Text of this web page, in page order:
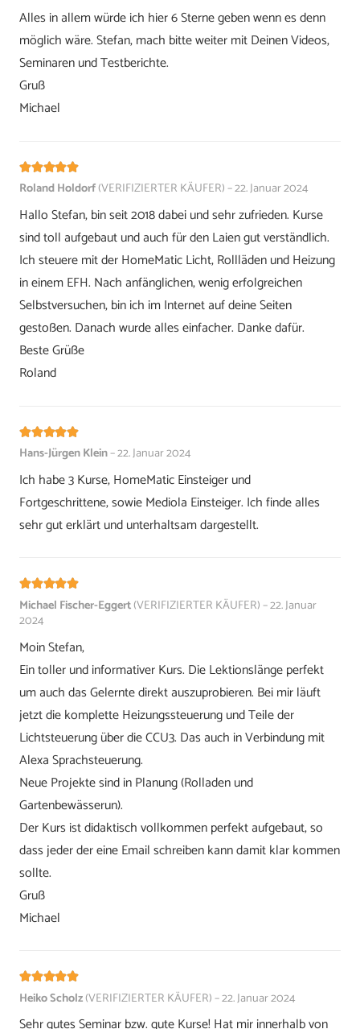
Alles in allem würde ich hier 6 Sterne geben wenn es denn
möglich wäre. Stefan, mach bitte weiter mit Deinen Videos,
Seminaren und Testberichte.
Gruß
Michael
Bewertet mit5von 5
Roland Holdorf(VERIFIZIERTER KÄUFER)–22. Januar 2024
Hallo Stefan, bin seit 2018 dabei und sehr zufrieden. Kurse
sind toll aufgebaut und auch für den Laien gut verständlich.
Ich steuere mit der HomeMatic Licht, Rollläden und Heizung
in einem EFH. Nach anfänglichen, wenig erfolgreichen
Selbstversuchen, bin ich im Internet auf deine Seiten
gestoßen. Danach wurde alles einfacher. Danke dafür.
Beste Grüße
Roland
Bewertet mit 5 von 5
Hans-Jürgen Klein–22. Januar 2024
Ich habe 3 Kurse, HomeMatic Einsteiger und
Fortgeschrittene, sowie Mediola Einsteiger. Ich finde alles
sehr gut erklärt und unterhaltsam dargestellt.
Bewertet mit 5 von 5
Michael Fischer-Eggert(VERIFIZIERTER KÄUFER)–22. Januar
2024
Moin Stefan,
Ein toller und informativer Kurs. Die Lektionslänge perfekt
um auch das Gelernte direkt auszuprobieren. Bei mir läuft
jetzt die komplette Heizungssteuerung und Teile der
Lichtsteuerung über die CCU3. Das auch in Verbindung mit
Alexa Sprachsteuerung.
Neue Projekte sind in Planung (Rolladen und
Gartenbewässerun).
Der Kurs ist didaktisch vollkommen perfekt aufgebaut, so
dass jeder der eine Email schreiben kann damit klar kommen
sollte.
Gruß
Michael
Bewertet mit5von 5
Heiko Scholz(VERIFIZIERTER KÄUFER)–22. Januar 2024